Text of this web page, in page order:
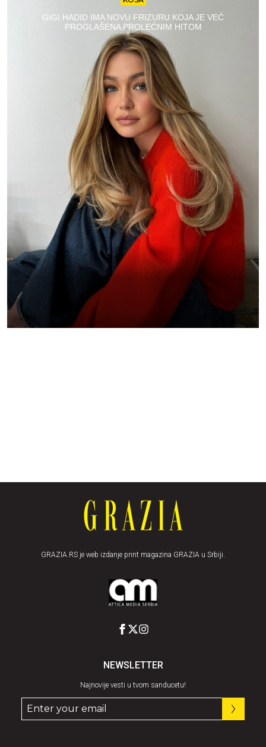
GIGI HADID IMA NOVU FRIZURU KOJA JE VEĆ
PROGLAŠENA PROLEĆNIM HITOM
GRAZIA.RS je web izdanje print magazina GRAZIA u Srbiji.
NEWSLETTER
Najnovije vesti u tvom sanducetu!